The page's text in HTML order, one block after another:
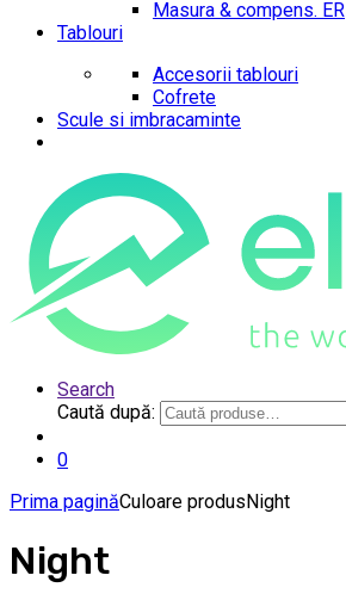
Masura & compens. ER
Tablouri
Accesorii tablouri
Cofrete
Scule si imbracaminte
Search
Caută după:
0
Prima paginăCuloare produsNight
Night